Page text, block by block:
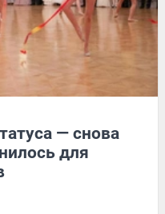
— снова
для